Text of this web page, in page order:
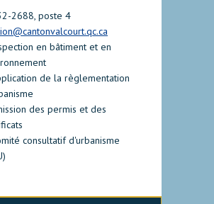
2688, poste 4
en bâtiment et en
de la règlementation
des permis et des
consultatif d'urbanisme